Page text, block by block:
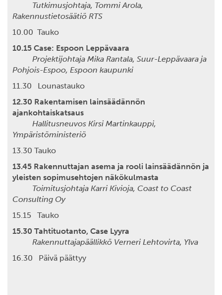
Tutkimusjohtaja, Tommi Arola,
Rakennustietosäätiö RTS
10.00 Tauko
10.15 Case: Espoon Leppävaara
Projektijohtaja Mika Rantala, Suur-Leppävaara ja
Pohjois-Espoo, Espoon kaupunki
11.30 Lounastauko
12.30 Rakentamisen lainsäädännön
ajankohtaiskatsaus
Hallitusneuvos Kirsi Martinkauppi,
Ympäristöministeriö
13.30 Tauko
13.45 Rakennuttajan asema ja rooli lainsäädännön ja
yleisten sopimusehtojen näkökulmasta
Toimitusjohtaja Karri Kivioja, Coast to Coast
Consulting Oy
15.15 Tauko
15.30 Tahtituotanto, Case Lyyra
Rakennuttajapäällikkö Verneri Lehtovirta, Ylva
16.30 Päivä päättyy